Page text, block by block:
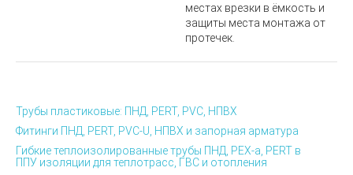
местах врезки в ёмкость и
защиты места монтажа от
протечек.
Трубы пластиковые: ПНД, PERT, PVC, НПВХ
Фитинги ПНД, PERT, PVC-U, НПВХ и запорная арматура
Гибкие теплоизолированные трубы ПНД, PEX-а, PERT в
ППУ изоляции для теплотрасс, ГВС и отопления